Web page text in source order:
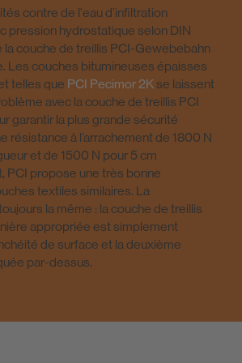
contre de l'eau d’infiltration
pression hydrostatique selon DIN
la couche de treillis PCI-Gewebebahn
Les couches bitumineuses épaisses
telles que PCI Pecimor 2Kse laissent
avec la couche de treillis PCI
garantir la plus grande sécurité
résistance à l’arrachement de 1800 N
et de 1500 N pour 5 cm
PCI propose une très bonne
textiles similaires. La
la même : la couche de treillis
appropriée est simplement
de surface et la deuxième
par-dessus.